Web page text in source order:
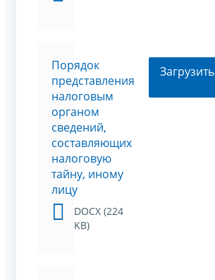
Порядок
представления
налоговым
органом
сведений,
составляющих
налоговую
тайну, иному
лицу
DOCX (224
KB)
Загрузить